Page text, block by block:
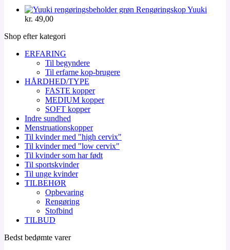
Rengøringskop Yuuki
kr. 49,00
Shop efter kategori
ERFARING
Til begyndere
Til erfarne kop-brugere
HÅRDHED/TYPE
FASTE kopper
MEDIUM kopper
SOFT kopper
Indre sundhed
Menstruationskopper
Til kvinder med "high cervix"
Til kvinder med "low cervix"
Til kvinder som har født
Til sportskvinder
Til unge kvinder
TILBEHØR
Opbevaring
Rengøring
Stofbind
TILBUD
Bedst bedømte varer